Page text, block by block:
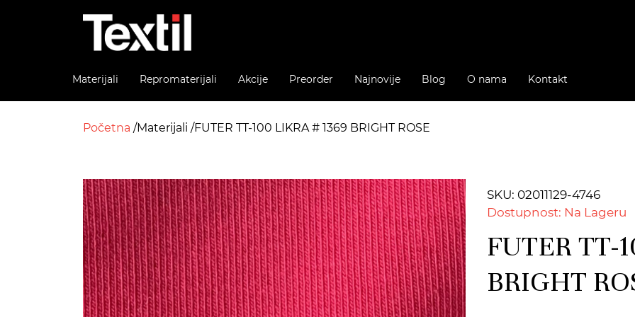
Materijali Repromaterijali Akcije Preorder Najnovije Blog O nama Kontakt
Početna Materijali FUTER TT-100 LIKRA # 1369 BRIGHT ROSE
SKU: 02011129-4746
Dostupnost: Na Lageru
FUTER TT-
BRIGHT